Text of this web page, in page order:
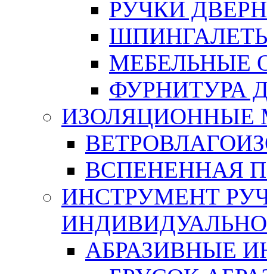
РУЧКИ
МЕБЕЛЬНЫЕ
ФУРНИТУРА
ИЗОЛЯЦИОННЫЕ
ВСПЕНЕННАЯ
ИНСТРУМЕНТ
АБРАЗИВНЫЕ